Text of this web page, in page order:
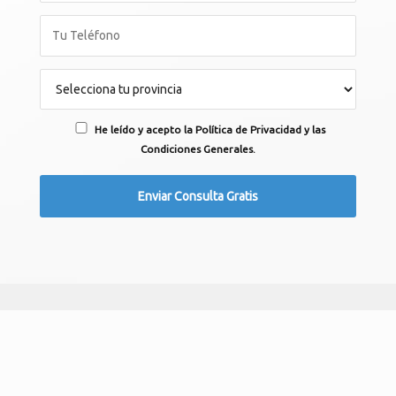
He leído y acepto la Política de Privacidad y las
Condiciones Generales.